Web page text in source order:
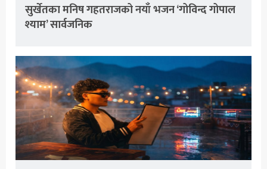
सुर्खेतका मनिष गहतराजको नयाँ भजन ‘गोविन्द गोपाल
श्याम’ सार्वजनिक